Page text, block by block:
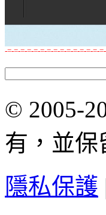
-=-=-=-=-=-=-=-=-=-=-=-=-=-=-
© 2005-
有，並保
隱私保護